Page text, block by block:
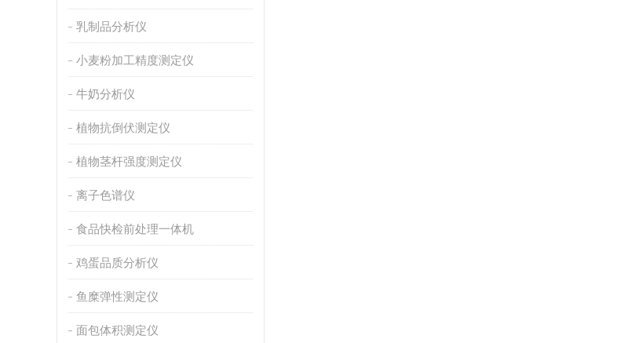
乳制品分析仪
小麦粉加工精度测定仪
牛奶分析仪
植物抗倒伏测定仪
植物茎杆强度测定仪
离子色谱仪
食品快检前处理一体机
鸡蛋品质分析仪
鱼糜弹性测定仪
面包体积测定仪